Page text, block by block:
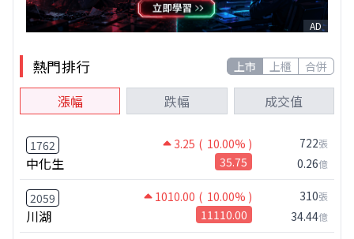
AD
熱門排行 上市 上櫃 合併
漲幅 跌幅 成交值
1762 3.25 ( 10.00% )
中化生 35.75
722張
0.26億
2059 1010.00 ( 10.00% )
川湖 11110.00
310張
34.44億